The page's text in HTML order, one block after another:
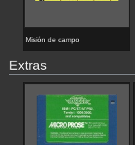
Misión de campo
Extras